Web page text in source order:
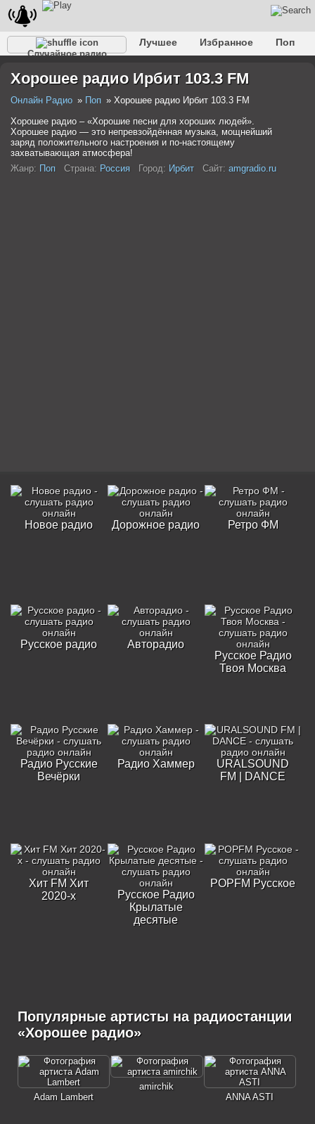
Случайное радио
Лучшее Избранное
Поп
Разговорное
Рэп Транс Дип-хаус
Хорошее радио Ирбит 103.3 FM
Онлайн Радио Поп
Хорошее радио Ирбит 103.3 FM
Хорошее радио – «Хорошие песни для хороших людей».
Хорошее радио — это непревзойдённая музыка, мощнейший
заряд положительного настроения и по-настоящему
захватывающая атмосфера!
Жанр: Поп Страна: Россия Город: Ирбит Сайт: amgradio.ru
Новое радио Дорожное радио Ретро ФМ
Русское радио
Авторадио
Русское Радио
Твоя Москва
Радио Русские
Вечёрки
Радио Хаммер
URALSOUND
FM | DANCE
Хит FM Хит
2020-х
Русское Радио
Крылатые
десятые
POPFM Русское
Популярные артисты на радиостанции
«Хорошее радио»
Adam Lambert
amirchik
ANNA ASTI